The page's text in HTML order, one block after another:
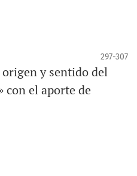
297-307
y sentido del
con el aporte de